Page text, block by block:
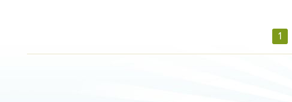
1